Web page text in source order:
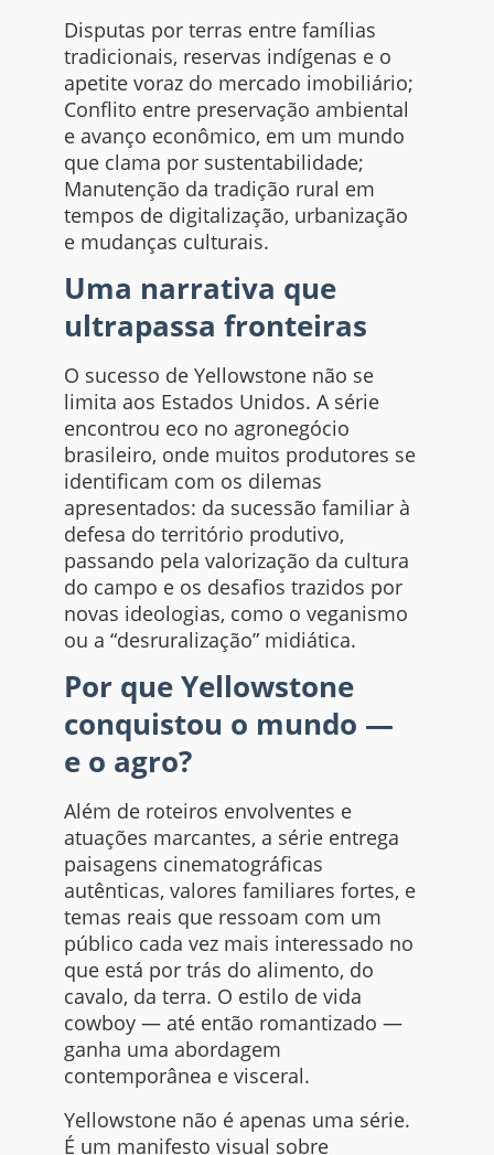
Disputas por terras entre famílias
tradicionais, reservas indígenas e o
apetite voraz do mercado imobiliário;
Conflito entre preservação ambiental
e avanço econômico, em um mundo
que clama por sustentabilidade;
Manutenção da tradição rural em
tempos de digitalização, urbanização
e mudanças culturais.
Uma narrativa que
ultrapassa fronteiras
O sucesso de Yellowstone não se
limita aos Estados Unidos. A série
encontrou eco no agronegócio
brasileiro, onde muitos produtores se
identificam com os dilemas
apresentados: da sucessão familiar à
defesa do território produtivo,
passando pela valorização da cultura
do campo e os desafios trazidos por
novas ideologias, como o veganismo
ou a “desruralização” midiática.
Por que Yellowstone
conquistou o mundo —
e o agro?
Além de roteiros envolventes e
atuações marcantes, a série entrega
paisagens cinematográficas
autênticas, valores familiares fortes, e
temas reais que ressoam com um
público cada vez mais interessado no
que está por trás do alimento, do
cavalo, da terra. O estilo de vida
cowboy — até então romantizado —
ganha uma abordagem
contemporânea e visceral.
Yellowstone não é apenas uma série.
É um manifesto visual sobre